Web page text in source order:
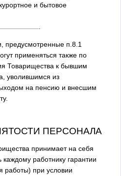
и бытовое
предусмотренные п.8.1
применяться также по
Товарищества к бывшим
уволившимся из
на пенсию и внесшим
ПЕРСОНАЛА
принимает на себя
каждому работнику гарантии
работы) при условии